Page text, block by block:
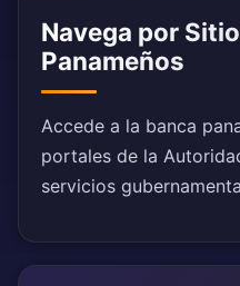
Navega por
Panameños
Accede a la banca
portales de la
servicios